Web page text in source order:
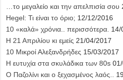
…το μεγαλείο και την απελπισία σου
Hegel: Τι είναι το όριο; 12/12/2016
10 «καλά» χρόνια.. περισσότερα. 14/
Η 21 Απριλίου κι εμείς 21/04/2017
10 Μικροί Αλεξανδρήδες 15/03/2017
Η ευτυχία στα σκυλάδικα των 80s
Ο Παζολίνι και ο ξεχασμένος λαός..